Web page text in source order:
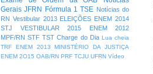
Gerais JFRN Fórmula 1 TSE Notícias do
RN Vestibular 2013 ELEIÇÕES ENEM 2014
STJ
VESTIBULAR 2015
ENEM 2012
MPF/RN STF TST Charge do Dia Lua cheia
TRF
ENEM 2013
MINISTÉRIO DA JUSTIÇA
ENEM 2O15 OAB/RN PRF TCJU UFRN Vídeo